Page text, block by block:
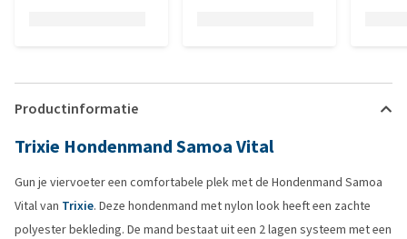
Productinformatie
Trixie Hondenmand Samoa Vital
Gun je viervoeter een comfortabele plek met de Hondenmand Samoa
Vital van Trixie. Deze hondenmand met nylon look heeft een zachte
polyester bekleding. De mand bestaat uit een 2 lagen systeem met een